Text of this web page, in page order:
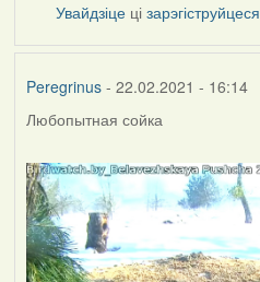
Увайдзіце цізарэгіструйцеся
Peregrinus- 22.02.2021 - 16:14
Любопытная сойка